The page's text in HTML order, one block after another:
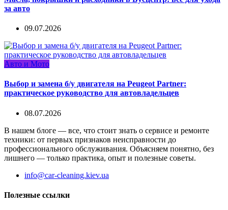
за авто
09.07.2026
Авто и Мото
Выбор и замена б/у двигателя на Peugeot Partner:
практическое руководство для автовладельцев
08.07.2026
В нашем блоге — все, что стоит знать о сервисе и ремонте
техники: от первых признаков неисправности до
профессионального обслуживания. Объясняем понятно, без
лишнего — только практика, опыт и полезные советы.
info@car-cleaning.kiev.ua
Полезные ссылки